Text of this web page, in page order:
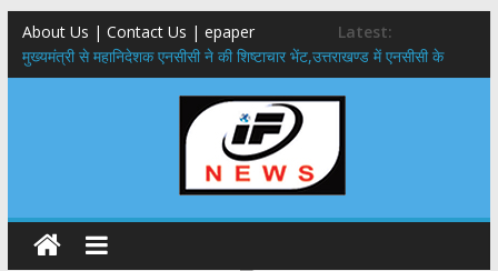
About Us | Contact Us | epaper
Latest:
मुख्यमंत्री से महानिदेशक एनसीसी ने की शिष्टाचार भेंट,उत्तराखण्ड में एनसीसी के
विस्तार एवं आधुनिक आधारभूत संरचना के विकास पर हुई महत्वपूर्ण चर्चा
​धामी कैबिनेट का बड़ा फैसला: पशुपालकों को 60% तक सब्सिडी, गंगा एक्सप्रेसवे का
​हरिद्वार से वीरभद्र (ऋषिकेश) तक निकली BJYM की भव्य कांवड़ यात्रा; तेजस्वी
सूर्या ने की देश व प्रदेशवासियों के कल्याण की कामना
24×7 अलर्ट मोड में रहें अधिकारी-मुख्य सचिव मानसून-एसईओसी से मुख्य सचिव ने
की विस्तृत समीक्षा कहा-बंद सड़कों को शीघ्र खोला जाए, लोगों को न हो दिक्कत
459 करोड़ से एचएनबी गढ़वाल विश्वविद्यालय में अनुसंधान संरचना होगी सुदृढ,उच्च